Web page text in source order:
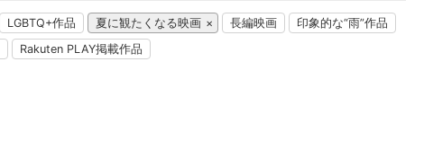
LGBTQ+作品 夏に観たくなる映画 長編映画
印象的な“雨”作品
Rakuten PLAY掲載作品